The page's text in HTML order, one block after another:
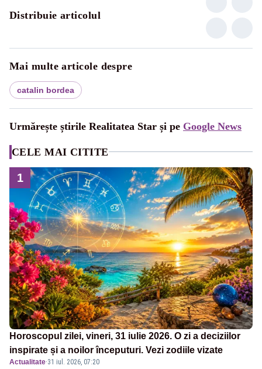
Distribuie articolul
Mai multe articole despre
catalin bordea
Urmărește știrile Realitatea Star și pe Google News
CELE MAI CITITE
1
Horoscopul zilei, vineri, 31 iulie 2026. O zi a deciziilor
inspirate și a noilor începuturi. Vezi zodiile vizate
Actualitate·31 iul. 2026, 07:20